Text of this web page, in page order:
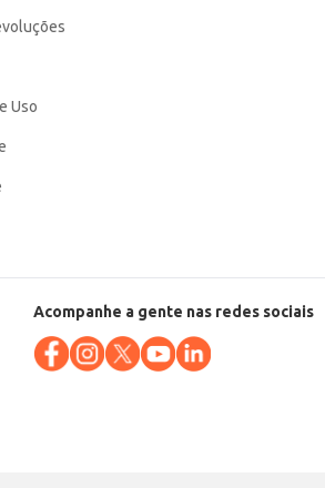
Uso
Acompanhe a gente nas redes sociais